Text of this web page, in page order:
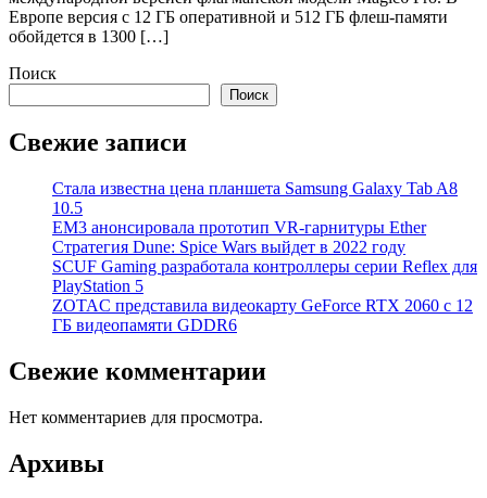
Европе версия с 12 ГБ оперативной и 512 ГБ флеш-памяти
обойдется в 1300 […]
Поиск
Поиск
Свежие записи
Стала известна цена планшета Samsung Galaxy Tab A8
10.5
EM3 анонсировала прототип VR-гарнитуры Ether
Стратегия Dune: Spice Wars выйдет в 2022 году
SCUF Gaming разработала контроллеры серии Reflex для
PlayStation 5
ZOTAC представила видеокарту GeForce RTX 2060 с 12
ГБ видеопамяти GDDR6
Свежие комментарии
Нет комментариев для просмотра.
Архивы